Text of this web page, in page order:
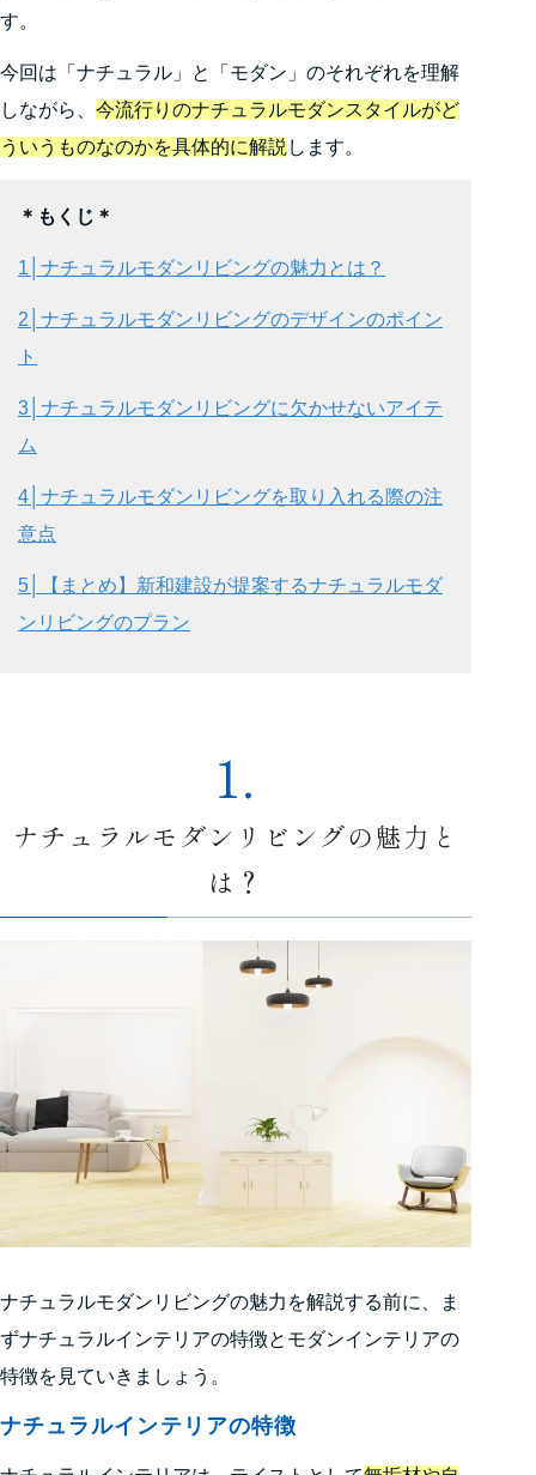
す。
今回は「ナチュラル」と「モダン」のそれぞれを理解
しながら、 今流行りのナチュラルモダンスタイルがど
ういうものなのかを具体的に解説 します。
＊もくじ＊
1│ナチュラルモダンリビングの魅力とは？
2│ナチュラルモダンリビングのデザインのポイン
ト
3│ナチュラルモダンリビングに欠かせないアイテ
ム
4│ナチュラルモダンリビングを取り入れる際の注
意点
5│【 まとめ 】新和建設が提案するナチュラルモダ
ンリビングのプラン
1.
ナチュラルモダンリビングの魅力と
は？
ナチュラルモダンリビングの魅力を解説する前に、ま
ずナチュラルインテリアの特徴とモダンインテリアの
特徴を見ていきましょう。
ナチュラルインテリアの特徴